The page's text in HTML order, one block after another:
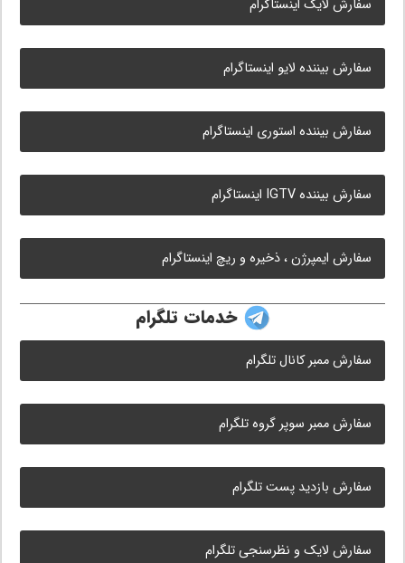
سفارش لایک اینستاگرام
سفارش بیننده لایو اینستاگرام
سفارش بیننده استوری اینستاگرام
سفارش بیننده IGTV اینستاگرام
سفارش ایمپرژن ، ذخیره و ریچ اینستاگرام
خدمات تلگرام
سفارش ممبر کانال تلگرام
سفارش ممبر سوپر گروه تلگرام
سفارش بازدید پست تلگرام
سفارش لایک و نظرسنجی تلگرام